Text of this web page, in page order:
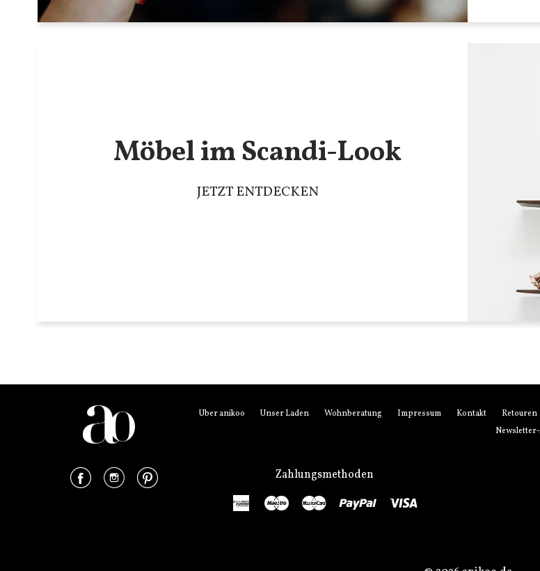
Möbel im Scandi-Look
JETZT ENTDECKEN
FacebookInstagramPinterest
Über anikoo Unser Laden Wohnberatung Impressum Kontakt Retouren
Zahlungsmethoden
American
Express
MaestroMaster Paypal